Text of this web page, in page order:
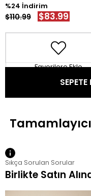
24
$110.99 $83.99
Favorilere Ekle
Sıkça Sorulan Sorular
Birlikte Satın